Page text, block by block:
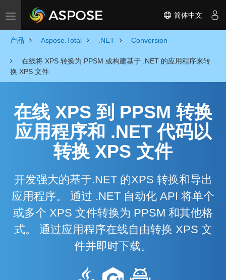
Toggle navigation 简体中文
产品 Aspose.Total .NET Conversion
在线将 XPS 转换为 PPSM 或构建基于 .NET 的应用程序来转
换 XPS 文件
在线 XPS 到 PPSM 转换
应用程序和 .NET 代码以
转换 XPS 文件
开发强大的基于.NET 的XPS 转换和导出
应用程序。 通过 .NET 自动化 API 将单个
或多个 XPS 文件转换为 PPSM 和其他格
式。 通过应用程序在线自由转换 XPS 文
件并即时下载。